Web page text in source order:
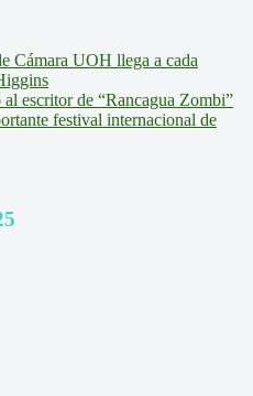
Cámara UOH llega a cada
escritor de “Rancagua Zombi”
festival internacional de